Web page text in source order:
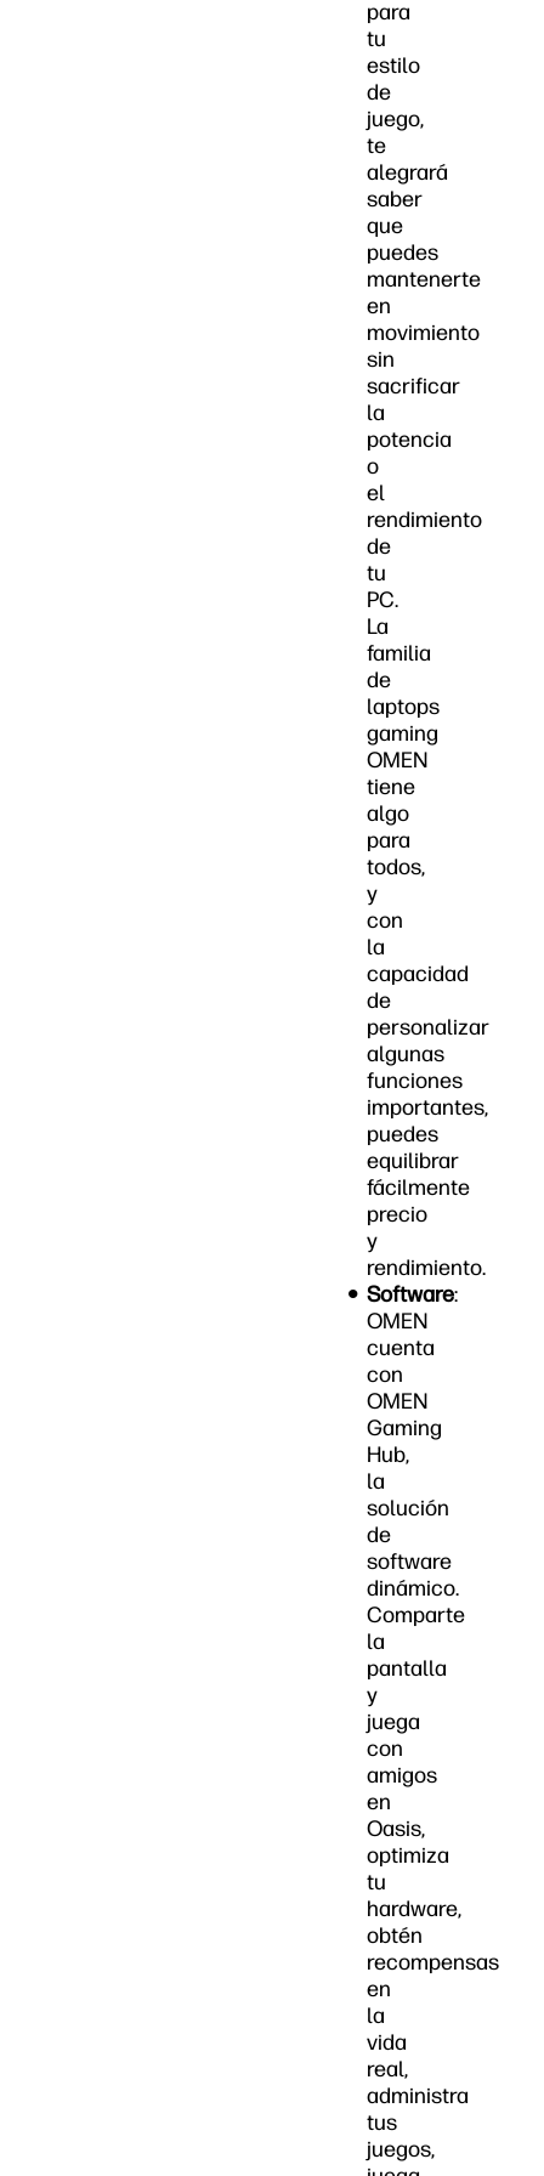
para
tu
estilo
de
juego,
te
alegrará
saber
que
puedes
mantenerte
en
movimiento
sin
sacrificar
la
potencia
o
el
rendimiento
de
tu
PC.
La
familia
de
laptops
gaming
OMEN
tiene
algo
para
todos,
y
con
la
capacidad
de
personalizar
algunas
funciones
importantes,
puedes
equilibrar
fácilmente
precio
y
rendimiento.
Software:
OMEN
cuenta
con
OMEN
Gaming
Hub,
la
solución
de
software
dinámico.
Comparte
la
pantalla
y
juega
con
amigos
en
Oasis,
optimiza
tu
hardware,
obtén
recompensas
en
la
vida
real,
administra
tus
juegos,